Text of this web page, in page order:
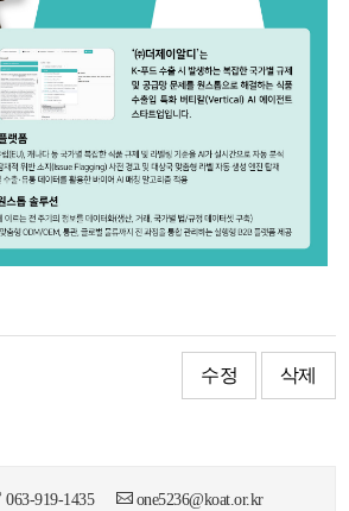
수정 삭제
063-919-1435 one5236@koat.or.kr